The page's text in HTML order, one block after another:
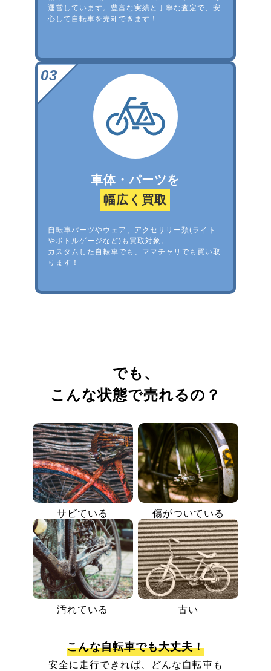
運営しています。豊富な実績と丁寧な査定で、安
心して自転車を売却できます！
車体・パーツを
幅広く買取
自転車パーツやウェア、アクセサリー類(ライト
やボトルゲージなど)も買取対象。
カスタムした自転車でも、ママチャリでも買い取
ります！
でも、
こんな状態で売れるの？
サビている 傷がついている
汚れている 古い
こんな自転車でも大丈夫！
安全に走行できれば、どんな自転車も